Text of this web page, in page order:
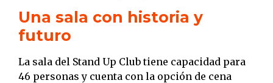
Una sala con historia y
futuro
La sala del Stand Up Club tiene capacidad para
46 personas y cuenta con la opción de cena